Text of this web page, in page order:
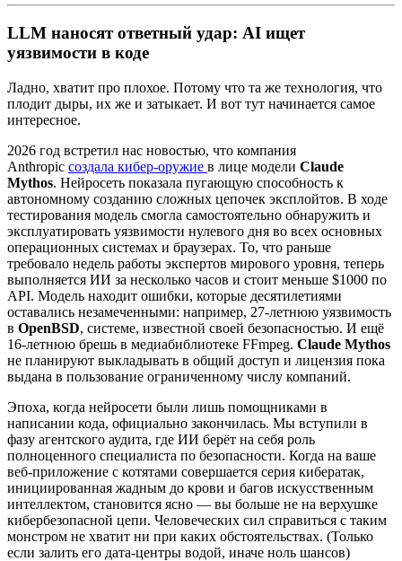
LLM наносят ответный удар: AI ищет
уязвимости в коде
Ладно, хватит про плохое. Потому что та же технология, что
плодит дыры, их же и затыкает. И вот тут начинается самое
интересное.
2026 год встретил нас новостью, что компания
Anthropic создала кибер-оружие в лице модели Claude
Mythos. Нейросеть показала пугающую способность к
автономному созданию сложных цепочек эксплойтов. В ходе
тестирования модель смогла самостоятельно обнаружить и
эксплуатировать уязвимости нулевого дня во всех основных
операционных системах и браузерах. То, что раньше
требовало недель работы экспертов мирового уровня, теперь
выполняется ИИ за несколько часов и стоит меньше $1000 по
API. Модель находит ошибки, которые десятилетиями
оставались незамеченными: например, 27-летнюю уязвимость
в OpenBSD, системе, известной своей безопасностью. И ещё
16-летнюю брешь в медиабиблиотеке FFmpeg. Claude Mythos
не планируют выкладывать в общий доступ и лицензия пока
выдана в пользование ограниченному числу компаний.
Эпоха, когда нейросети были лишь помощниками в
написании кода, официально закончилась. Мы вступили в
фазу агентского аудита, где ИИ берёт на себя роль
полноценного специалиста по безопасности. Когда на ваше
веб-приложение с котятами совершается серия кибератак,
инициированная жадным до крови и багов искусственным
интеллектом, становится ясно — вы больше не на верхушке
кибербезопасной цепи. Человеческих сил справиться с таким
монстром не хватит ни при каких обстоятельствах. (Только
если залить его дата-центры водой, иначе ноль шансов)